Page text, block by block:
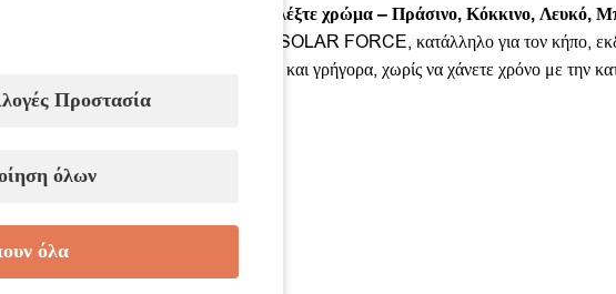
Κατά την παραγγελία παρακαλώ επιλέξτε χρώμα – Πράσινο, Κόκκινο, Λευκό,
Ενισχυμένο αναδιπλούμενο κιόσκι της SOLAR FORCE, κατάλληλο για τον κήπο,
αποσυναρμολογείται εξαιρετικά εύκολα και γρήγορα, χωρίς να χάνετε χρόνο με την
Πράσινο
Λευκό
Μπέζ
Χαρακτηριστικά:
Προστασία
όλων
όλα